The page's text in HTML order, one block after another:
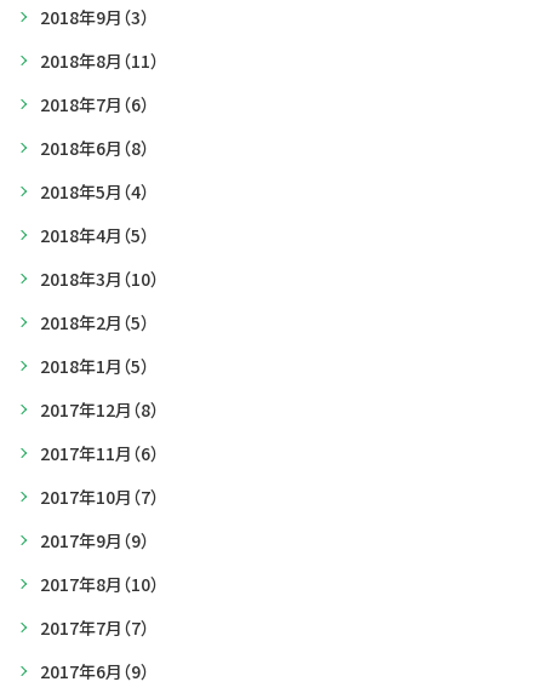
2018年9月 （3）
2018年8月 （11）
2018年7月 （6）
2018年6月 （8）
2018年5月 （4）
2018年4月 （5）
2018年3月 （10）
2018年2月 （5）
2018年1月 （5）
2017年12月 （8）
2017年11月 （6）
2017年10月 （7）
2017年9月 （9）
2017年8月 （10）
2017年7月 （7）
2017年6月 （9）